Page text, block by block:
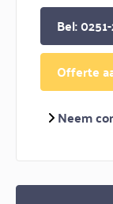
Bel:
Offerte
Neem